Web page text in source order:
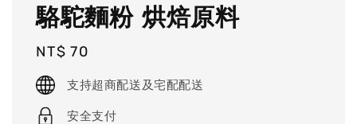
駱駝麵粉 烘焙原料
Regular
price
NT$ 70
支持超商配送及宅配配送
安全支付